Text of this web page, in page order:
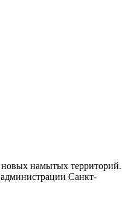
новых намытых территорий.
Санкт-